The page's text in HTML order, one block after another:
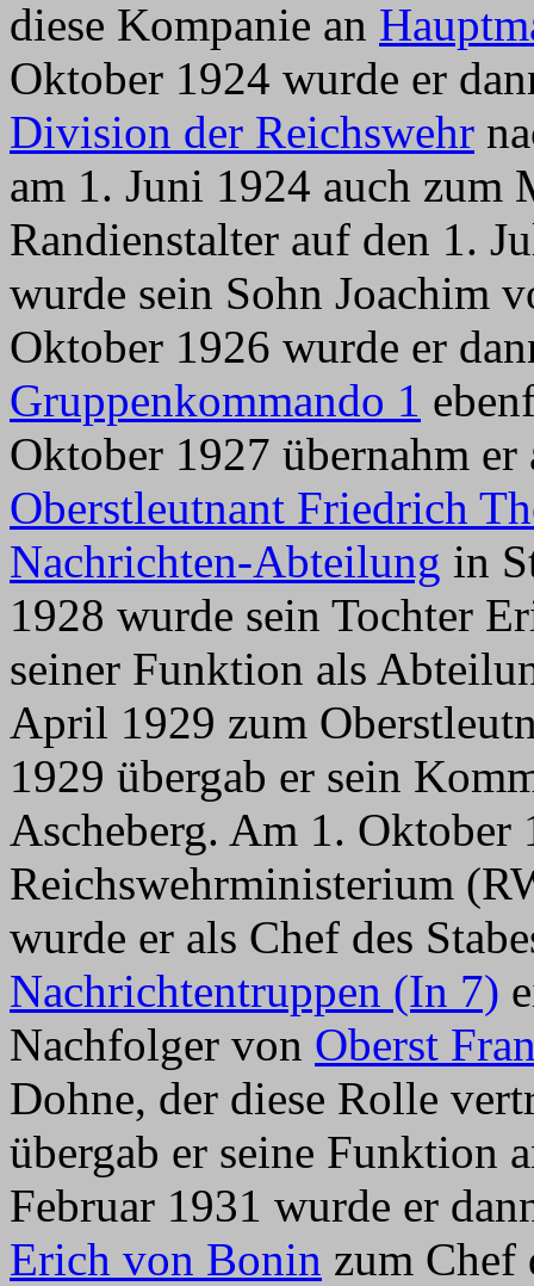
diese Kompanie an
Oktober 1924 wurde er
Division der Reichswehr
am 1. Juni 1924 auch zum
Randienstalter auf den 1.
wurde sein Sohn Joachim
Oktober 1926 wurde er
Gruppenkommando 1
Oktober 1927 übernahm
Oberstleutnant Friedrich
Nachrichten-Abteilung in
1928 wurde sein Tochter
seiner Funktion als
April 1929 zum
1929 übergab er sein
Ascheberg. Am 1. Oktober
Reichswehrministerium
wurde er als Chef des
Nachrichtentruppen (In 7)
Nachfolger von Oberst
Dohne, der diese Rolle
übergab er seine Funktion
Februar 1931 wurde er
Erich von Bonin zum Chef